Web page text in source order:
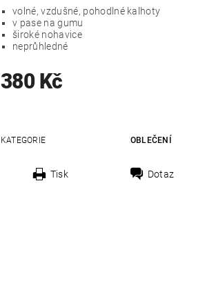
volné, vzdušné, pohodlné kalhoty
v pase na gumu
široké nohavice
neprůhledné
380 Kč
KATEGORIE OBLEČENÍ
Tisk Dotaz